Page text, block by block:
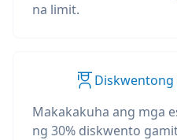
na limit.
Diskwentong
Makakakuha ang mga
ng 30% diskwento